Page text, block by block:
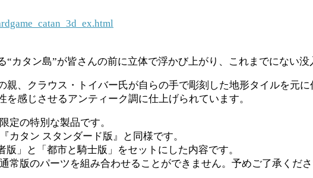
“カタン島”が皆さんの前に立体で浮かび上がり、これまでにない没
親、クラウス・トイバー氏が自らの手で彫刻した地形タイルを元
感じさせるアンティーク調に仕上げられています。
定の特別な製品です。
タン スタンダード版』と同様です。
」と「都市と騎士版」をセットにした内容です。
版のパーツを組み合わせることができません。予めご了承くださ